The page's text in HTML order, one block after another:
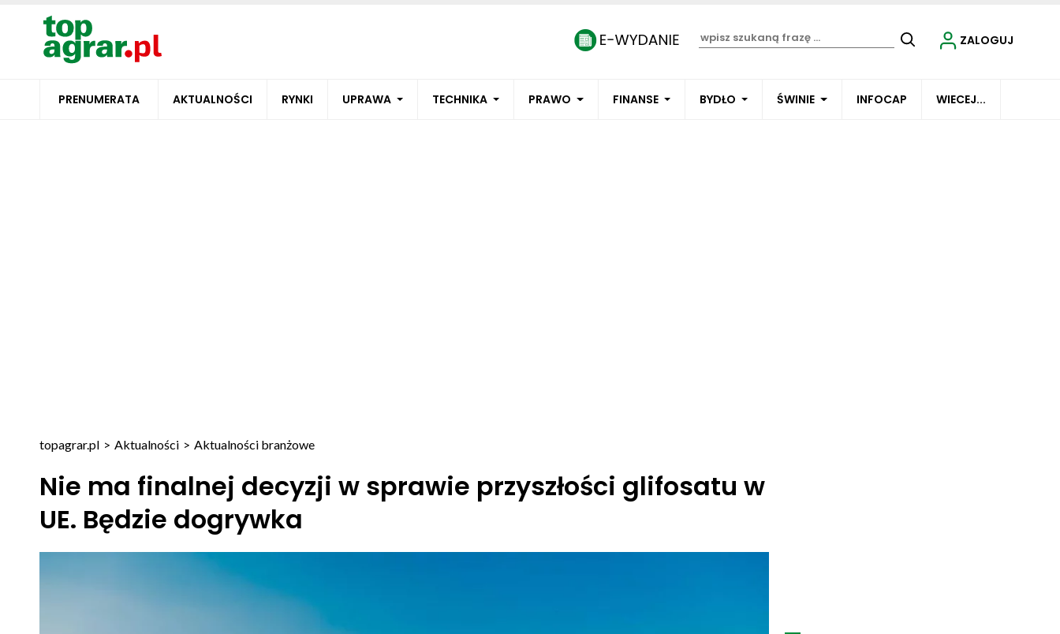
PRENUMERATA AKTUALNOŚCI RYNKI UPRAWA TECHNIKA PRAWO FINANSE BYDŁO ŚWINIE INFOCAP WIECEJ...
ZALOGUJ
topagrar.pl > Aktualności > Aktualności branżowe
Nie ma finalnej decyzji w sprawie przyszłości glifosatu w
UE. Będzie dogrywka